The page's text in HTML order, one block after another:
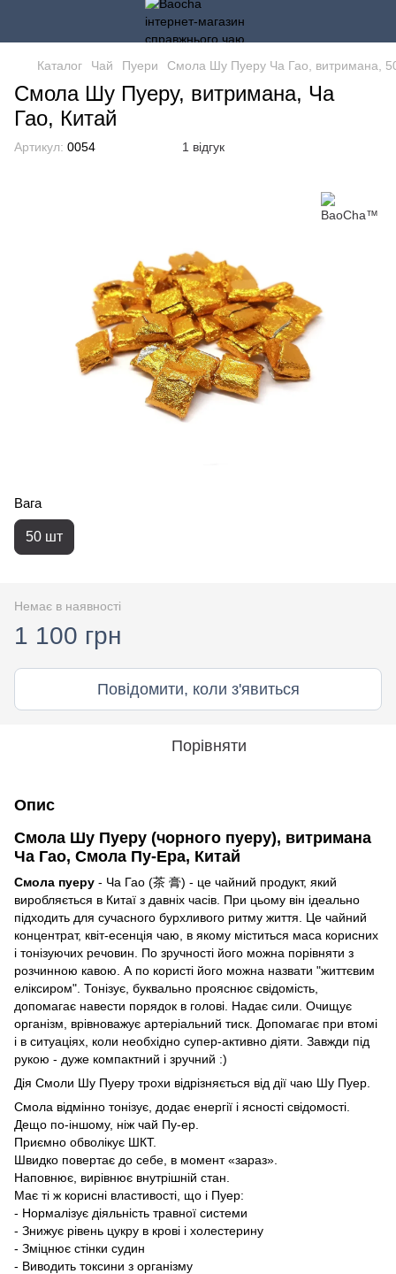
Каталог Чай Пуери Смола Шу Пуеру Ча Гао, витримана,
Смола Шу Пуеру, витримана, Ча
Гао, Китай
Артикул: 0054 1 відгук
Вага
50 шт
Немає в наявності
1 100 грн
Повідомити, коли з'явиться
Порівняти
Опис
Смола Шу Пуеру (чорного пуеру), витримана
Ча Гао, Смола Пу-Ера, Китай
Смола пуеру - Ча Гао (茶 膏) - це чайний продукт, який
виробляється в Китаї з давніх часів. При цьому він ідеально
підходить для сучасного бурхливого ритму життя. Це чайний
концентрат, квіт-есенція чаю, в якому міститься маса корисних
і тонізуючих речовин. По зручності його можна порівняти з
розчинною кавою. А по користі його можна назвати "життєвим
еліксиром". Тонізує, буквально прояснює свідомість,
допомагає навести порядок в голові. Надає сили. Очищує
організм, врівноважує артеріальний тиск. Допомагає при втомі
і в ситуаціях, коли необхідно супер-активно діяти. Завжди під
рукою - дуже компактний і зручний :)
Дія Смоли Шу Пуеру трохи відрізняється від дії чаю Шу Пуер.
Смола відмінно тонізує, додає енергії і ясності свідомості.
Дещо по-іншому, ніж чай Пу-ер.
Приємно обволікує ШКТ.
Швидко повертає до себе, в момент «зараз».
Наповнює, вирівнює внутрішній стан.
Має ті ж корисні властивості, що і Пуер:
- Нормалізує діяльність травної системи
- Знижує рівень цукру в крові і холестерину
- Зміцнює стінки судин
- Виводить токсини з організму